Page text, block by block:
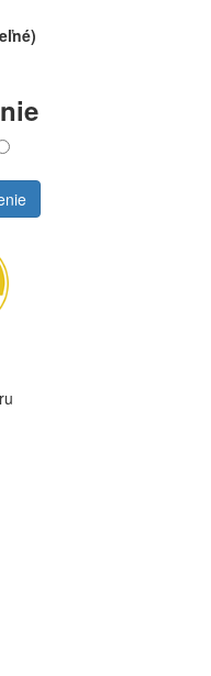
Wacaco